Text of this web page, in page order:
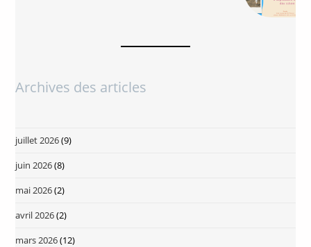
Archives des articles
juillet 2026(9)
juin 2026(8)
mai 2026(2)
avril 2026(2)
mars 2026(12)